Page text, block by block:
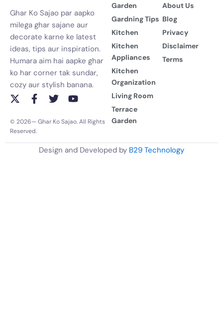
Ghar Ko Sajao par aapko
milega ghar sajane aur
decorate karne ke latest
ideas, tips aur inspiration.
Humara aim hai aapke ghar
ko har corner tak sundar,
cozy aur stylish banana.
X
t
w
F
c
e
o
T
i
e
r
Y
u
b
© 2026— Ghar Ko Sajao. All Rights
Reserved.
Garden
Gardning Tips
Kitchen
Kitchen
Appliances
Kitchen
Organization
Living Room
Terrace
Garden
About Us
Blog
Privacy
Disclaimer
Terms
Design and Developed by B29 Technology